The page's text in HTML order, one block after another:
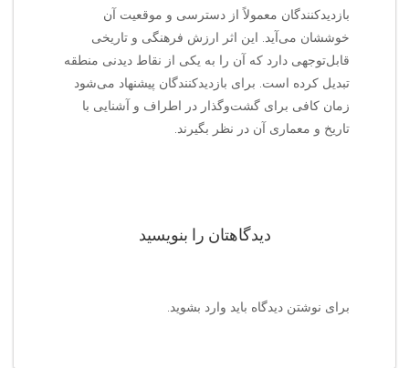
بازدیدکنندگان معمولاً از دسترسی و موقعیت آن
خوششان می‌آید. این اثر ارزش فرهنگی و تاریخی
قابل‌توجهی دارد که آن را به یکی از نقاط دیدنی منطقه
تبدیل کرده است. برای بازدیدکنندگان پیشنهاد می‌شود
زمان کافی برای گشت‌وگذار در اطراف و آشنایی با
تاریخ و معماری آن در نظر بگیرند.
دیدگاهتان را بنویسید
برای نوشتن دیدگاه باید وارد بشوید